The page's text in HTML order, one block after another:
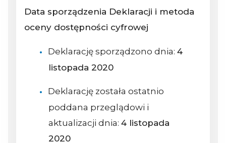
Data sporządzenia Deklaracji i metoda
oceny dostępności cyfrowej
Deklarację sporządzono dnia: 4
listopada 2020
Deklarację została ostatnio
poddana przeglądowi i
aktualizacji dnia: 4 listopada
2020